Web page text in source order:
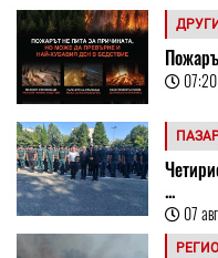
07:20
...
07 авг